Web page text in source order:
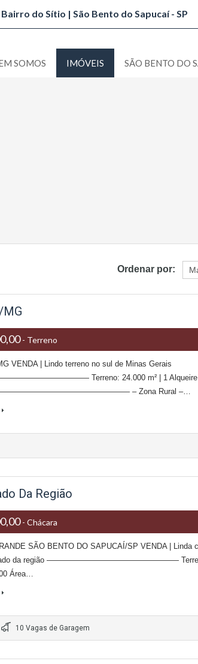
do Sítio | São Bento do Sapucaí - SP
SOMOS IMÓVEIS SÃO BENTO DO
Ordenar por:
MG
- Terreno
VENDA | Lindo terreno no sul de Minas Gerais
Terreno: 24.000 m² | 1 Alqueire
————————————————— – Zona Rural –…
Da Região
- Chácara
SÃO BENTO DO SAPUCAÍ/SP VENDA | Linda
da região ————————————————— Terreno:
Área…
10 Vagas de Garagem